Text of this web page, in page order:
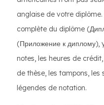
anglaise de votre
complète du diplôme
(Приложение к диплому),
notes, les heures de
de thèse, les tampons, les
légendes de notation.